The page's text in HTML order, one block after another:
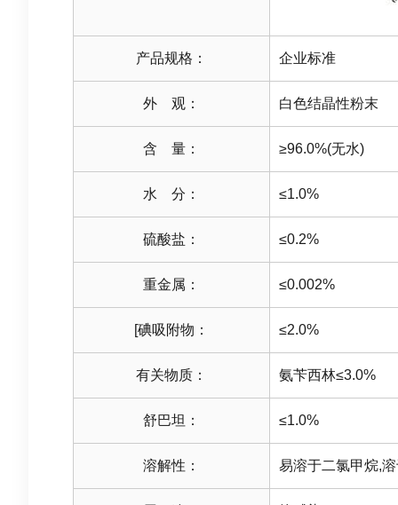
产品规格： 企业标准
外 观： 白色结晶性粉末
含 量： ≥96.0%(无水)
水 分： ≤1.0%
硫酸盐： ≤0.2%
重金属： ≤0.002%
[碘吸附物： ≤2.0%
有关物质： 氨苄西林≤3.0%
舒巴坦： ≤1.0%
溶解性： 易溶于二氯甲烷,